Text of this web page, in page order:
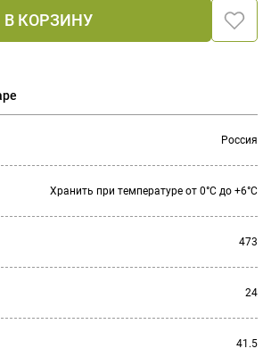
В КОРЗИНУ
Россия
Хранить при температуре от 0°С до +6°С
473
24
41.5